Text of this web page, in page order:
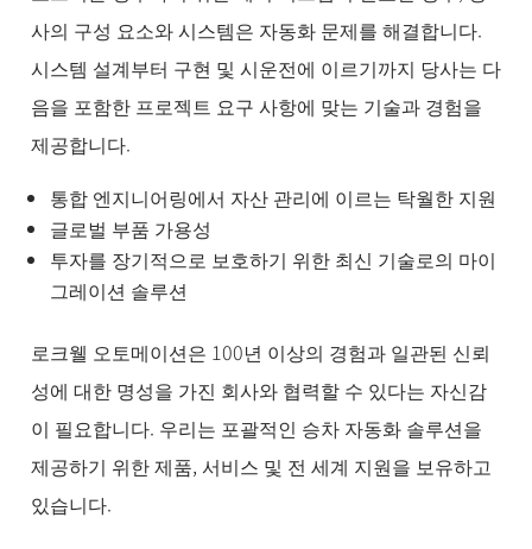
사의 구성 요소와 시스템은 자동화 문제를 해결합니다.
시스템 설계부터 구현 및 시운전에 이르기까지 당사는 다
음을 포함한 프로젝트 요구 사항에 맞는 기술과 경험을
제공합니다.
통합 엔지니어링에서 자산 관리에 이르는 탁월한 지원
글로벌 부품 가용성
투자를 장기적으로 보호하기 위한 최신 기술로의 마이
그레이션 솔루션
로크웰 오토메이션은 100년 이상의 경험과 일관된 신뢰
성에 대한 명성을 가진 회사와 협력할 수 있다는 자신감
이 필요합니다. 우리는 포괄적인 승차 자동화 솔루션을
제공하기 위한 제품, 서비스 및 전 세계 지원을 보유하고
있습니다.